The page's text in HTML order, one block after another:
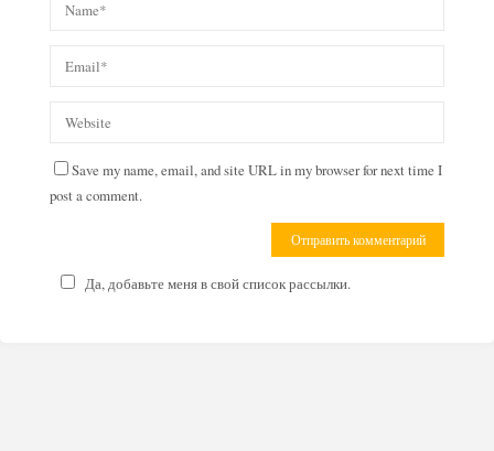
Save my name, email, and site URL in my browser for next time I
post a comment.
Да, добавьте меня в свой список рассылки.